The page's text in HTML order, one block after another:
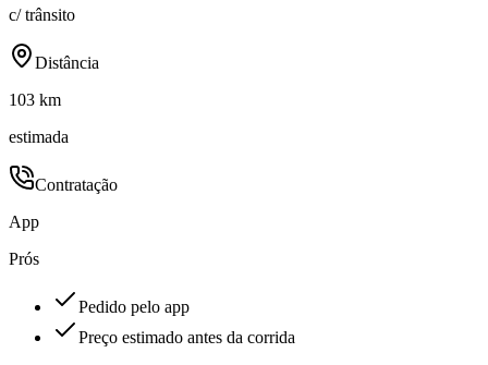
c/ trânsito
Distância
103 km
estimada
Contratação
App
Prós
Pedido pelo app
Preço estimado antes da corrida